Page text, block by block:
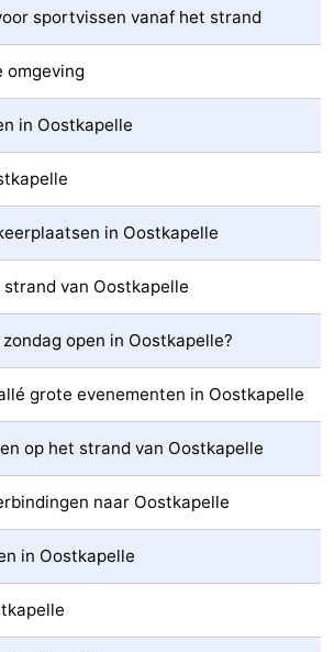
sportvissen vanaf het strand
omgeving
in Oostkapelle
in Oostkapelle
van Oostkapelle
open in Oostkapelle?
grote evenementen in Oostkapelle
op het strand van Oostkapelle
naar Oostkapelle
in Oostkapelle